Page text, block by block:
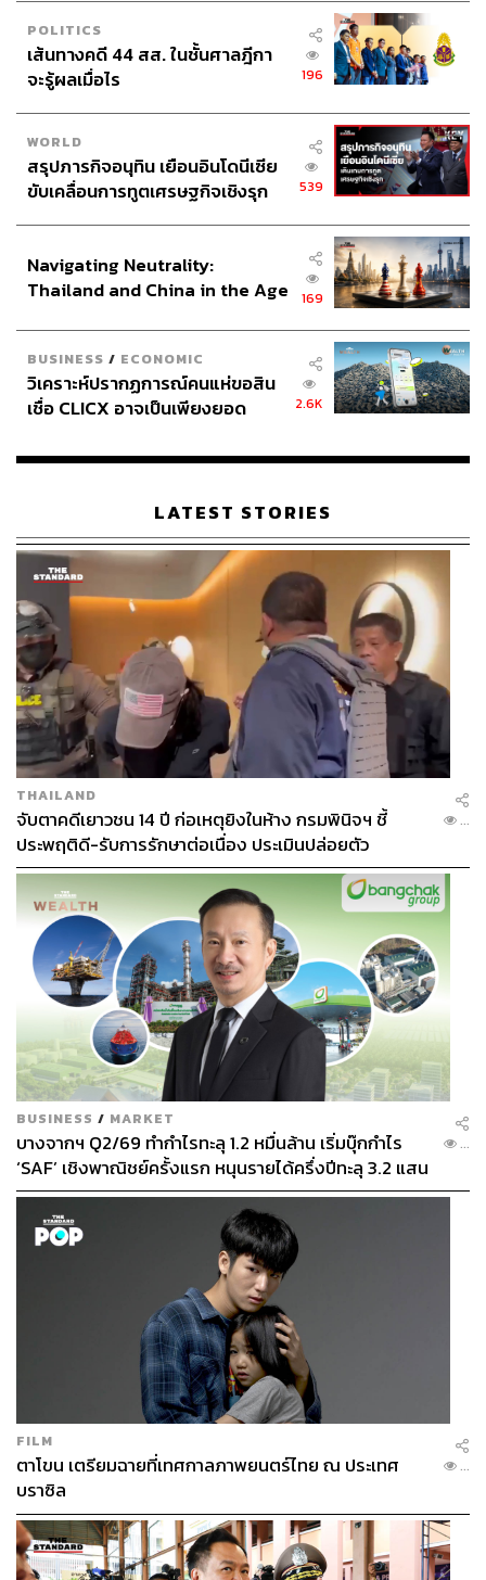
POLITICS
เส้นทางคดี 44 สส. ในชั้นศาลฎีกา
จะรู้ผลเมื่อไร
196
WORLD
สรุปภารกิจอนุทิน เยือนอินโดนีเซีย
ขับเคลื่อนการทูตเศรษฐกิจเชิงรุก
539
Navigating Neutrality:
Thailand and China in the Age
169
BUSINESS / ECONOMIC
วิเคราะห์ปรากฏการณ์คนแห่ขอสิน
เชื่อ CLICX อาจเป็นเพียงยอด
เรือนไทยที่ถูกซุกไว้
2.6K
LATEST STORIES
THAILAND
จับตาคดีเยาวชน 14 ปี ก่อเหตุยิงในห้าง กรมพินิจฯ ชี้
ประพฤติดี-รับการรักษาต่อเนื่อง ประเมินปล่อยตัว
...
BUSINESS / MARKET
บางจากฯ Q2/69 ทำกำไรทะลุ 1.2 หมื่นล้าน เริ่มบุ๊กกำไร
‘SAF’ เชิงพาณิชย์ครั้งแรก หนุนรายได้ครึ่งปีทะลุ 3.2 แสน
ล้าน
...
FILM
ตาโขน เตรียมฉายที่เทศกาลภาพยนตร์ไทย ณ ประเทศ
บราซิล
...